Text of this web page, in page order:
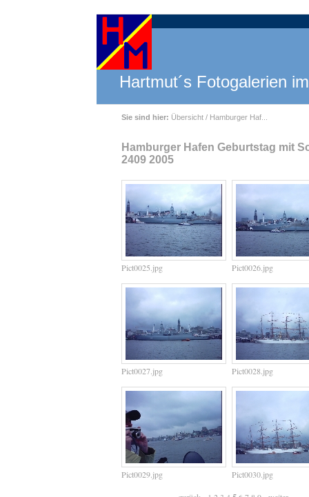
Hartmut´s Fotogalerien
Sie sind hier: Übersicht / Hamburger Haf...
Hamburger Hafen Geburtstag mit
2409 2005
Pict0025.jpg Pict0026.jpg
Pict0027.jpg Pict0028.jpg
Pict0029.jpg Pict0030.jpg